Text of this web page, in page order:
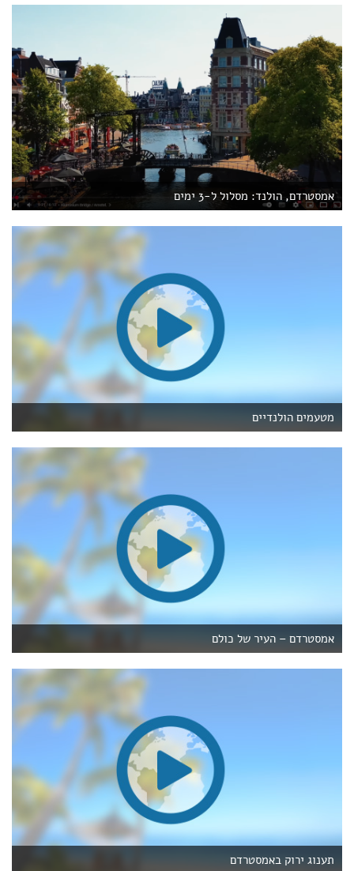
אמסטרדם, הולנד: מסלול ל-3 ימים
מטעמים הולנדיים
אמסטרדם – העיר של כולם
תענוג ירוק באמסטרדם